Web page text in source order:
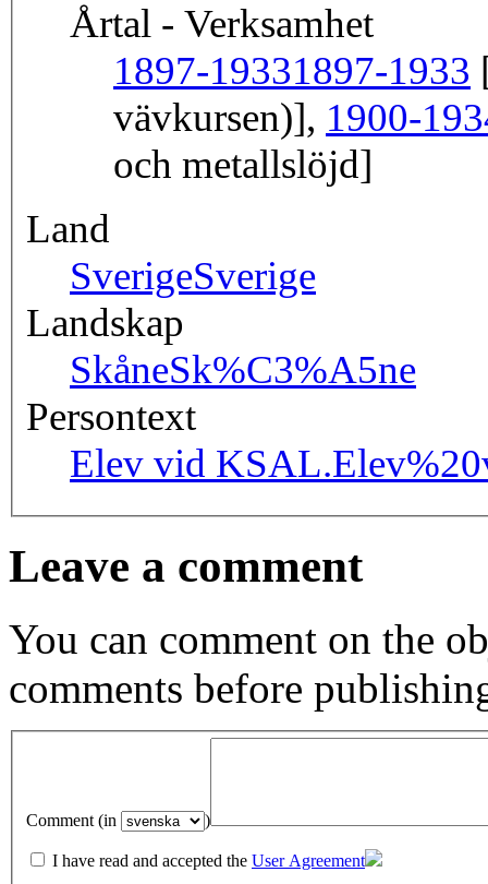
Årtal - Verksamhet
1897-19331897-1933
vävkursen)], 1900-
och metallslöjd]
Land
SverigeSverige
Landskap
SkåneSk%C3%A5ne
Persontext
Elev vid KSAL.
Leave a comment
You can comment on the
comments before
Comment (in )
I have read and accepted the User Agreement